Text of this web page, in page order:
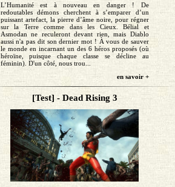
L’Humanité est à nouveau en danger ! De
redoutables démons cherchent à s’emparer d’un
puissant artefact, la pierre d’âme noire, pour régner
sur la Terre comme dans les Cieux. Bélial et
Asmodan ne reculeront devant rien, mais Diablo
aussi n'a pas dit son dernier mot ! À vous de sauver
le monde en incarnant un des 6 héros proposés (où
héroïne, puisque chaque classe se décline au
féminin). D'un côté, nous trou...
en savoir +
[Test] - Dead Rising 3